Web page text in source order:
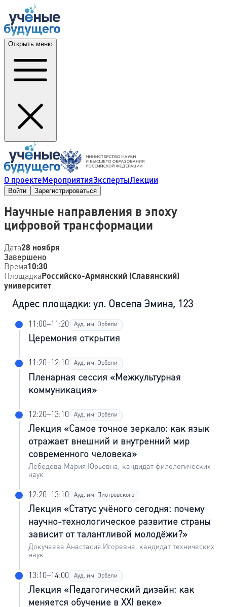
Открыть меню
О проекте Мероприятия Эксперты Лекции
Войти Зарегистрироваться
Научные направления в эпоху
цифровой трансформации
Дата28 ноября
Завершено
Время10:30
Площадка Российско-Армянский (Славянский)
университет
Адрес площадки: ул. Овсепа Эмина, 123
11:00–11:20 Ауд. им. Орбели
Церемония открытия
11:20–12:10 Ауд. им. Орбели
Пленарная сессия «Межкультурная
коммуникация»
12:20–13:10 Ауд. им. Орбели
Лекция «Самое точное зеркало: как язык
отражает внешний и внутренний мир
современного человека»
Лебедева Мария Юрьевна, кандидат филологических
наук
12:20–13:10 Ауд. им. Пиотровского
Лекция «Статус учёного сегодня: почему
научно-технологическое развитие страны
зависит от талантливой молодёжи?»
Докучаева Анастасия Игоревна, кандидат технических
наук
13:10–14:00 Ауд. им. Орбели
Лекция «Педагогический дизайн: как
меняется обучение в XXI веке»